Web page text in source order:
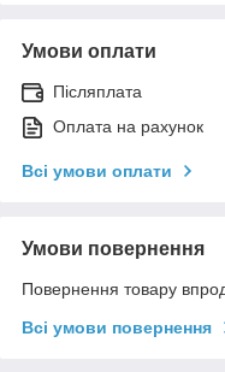
Умови оплати
Післяплата
Оплата на рахунок
Всі умови оплати
Умови повернення
Повернення товару
Всі умови повернення